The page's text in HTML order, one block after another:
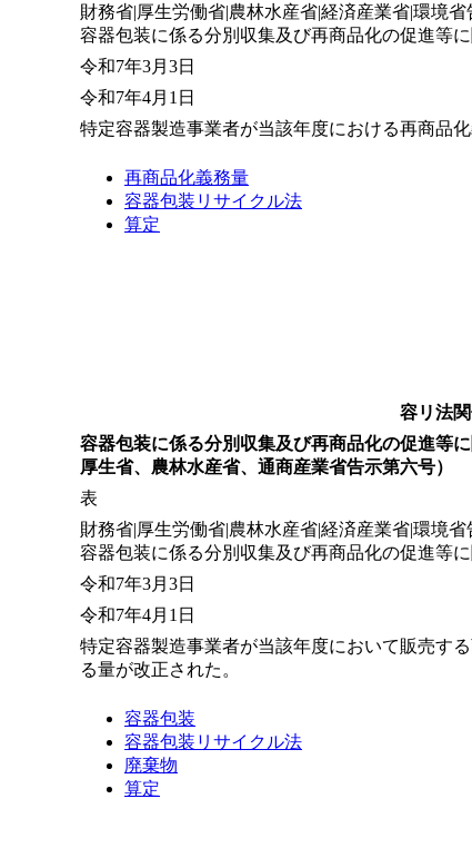
財務省|厚生労働省|農林水産省|経済産業省|環境
容器包装に係る分別収集及び再商品化の促進等
令和7年3月3日
令和7年4月1日
特定容器製造事業者が当該年度における再商品
再商品化義務量
容器包装リサイクル法
算定
容リ法
容器包装に係る分別収集及び再商品化の促進等
厚生省、農林水産省、通商産業省告示第六号）
表
財務省|厚生労働省|農林水産省|経済産業省|環境
容器包装に係る分別収集及び再商品化の促進等
令和7年3月3日
令和7年4月1日
特定容器製造事業者が当該年度において販売す
る量が改正された。
容器包装
容器包装リサイクル法
廃棄物
算定